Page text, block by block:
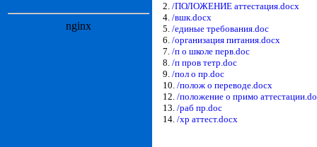
2. /ПОЛОЖЕНИЕ аттестация.docx
4. /вшк.docx
5. /единые требования.doc
6. /организация питания.docx
7. /п о школе перв.doc
8. /п пров тетр.doc
9. /пол о пр.doc
10. /полож о переводе.docx
12. /положение о примо
13. /раб пр.doc
14. /хр аттест.docx